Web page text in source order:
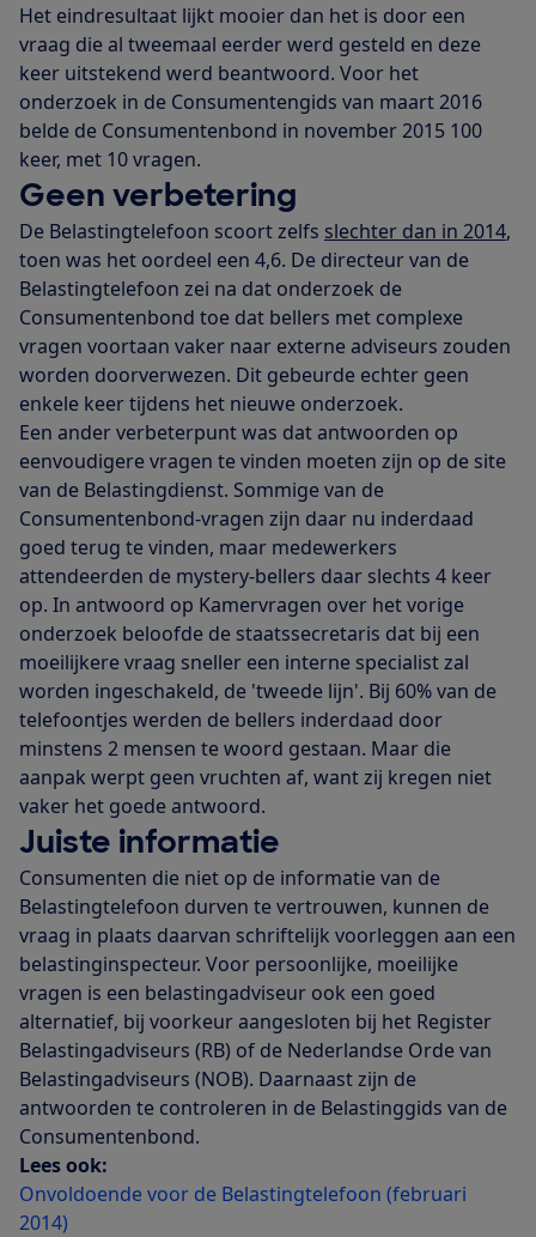
Het eindresultaat lijkt mooier dan het is door een
vraag die al tweemaal eerder werd gesteld en deze
keer uitstekend werd beantwoord. Voor het
onderzoek in de Consumentengids van maart 2016
belde de Consumentenbond in november 2015 100
keer, met 10 vragen.
Geen verbetering
De Belastingtelefoon scoort zelfs slechter dan in 2014,
toen was het oordeel een 4,6. De directeur van de
Belastingtelefoon zei na dat onderzoek de
Consumentenbond toe dat bellers met complexe
vragen voortaan vaker naar externe adviseurs zouden
worden doorverwezen. Dit gebeurde echter geen
enkele keer tijdens het nieuwe onderzoek.
Een ander verbeterpunt was dat antwoorden op
eenvoudigere vragen te vinden moeten zijn op de site
van de Belastingdienst. Sommige van de
Consumentenbond-vragen zijn daar nu inderdaad
goed terug te vinden, maar medewerkers
attendeerden de mystery-bellers daar slechts 4 keer
op. In antwoord op Kamervragen over het vorige
onderzoek beloofde de staatssecretaris dat bij een
moeilijkere vraag sneller een interne specialist zal
worden ingeschakeld, de 'tweede lijn'. Bij 60% van de
telefoontjes werden de bellers inderdaad door
minstens 2 mensen te woord gestaan. Maar die
aanpak werpt geen vruchten af, want zij kregen niet
vaker het goede antwoord.
Juiste informatie
Consumenten die niet op de informatie van de
Belastingtelefoon durven te vertrouwen, kunnen de
vraag in plaats daarvan schriftelijk voorleggen aan een
belastinginspecteur. Voor persoonlijke, moeilijke
vragen is een belastingadviseur ook een goed
alternatief, bij voorkeur aangesloten bij het Register
Belastingadviseurs (RB) of de Nederlandse Orde van
Belastingadviseurs (NOB). Daarnaast zijn de
antwoorden te controleren in de Belastinggids van de
Consumentenbond.
Lees ook:
Onvoldoende voor de Belastingtelefoon (februari
2014)